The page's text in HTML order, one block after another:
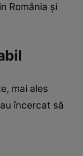
România și
mai ales
încercat să